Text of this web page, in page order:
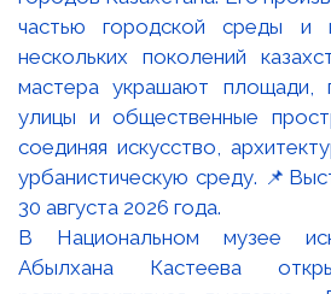
В Национальном музее
Абылхана Кастеева